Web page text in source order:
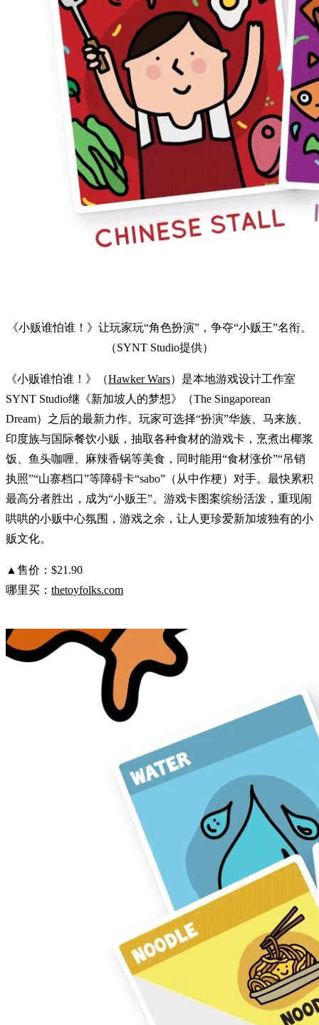
《小贩谁怕谁！》让玩家玩“角色扮演”，争夺“小贩王”名衔。
（SYNT Studio提供）
《小贩谁怕谁！》（Hawker Wars）是本地游戏设计工作室
SYNT Studio继《新加坡人的梦想》（The Singaporean
Dream）之后的最新力作。玩家可选择“扮演”华族、马来族、
印度族与国际餐饮小贩，抽取各种食材的游戏卡，烹煮出椰浆
饭、鱼头咖喱、麻辣香锅等美食，同时能用“食材涨价”“吊销
执照”“山寨档口”等障碍卡“sabo”（从中作梗）对手。最快累积
最高分者胜出，成为“小贩王”。游戏卡图案缤纷活泼，重现闹
哄哄的小贩中心氛围，游戏之余，让人更珍爱新加坡独有的小
贩文化。
▲售价：$21.90
哪里买： thetoyfolks.com